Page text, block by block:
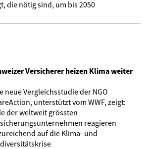
die nötig sind, um bis 2050
Versicherer heizen Klima weiter
neue Vergleichsstudie der NGO
unterstützt vom WWF, zeigt:
der weltweit grössten
reagieren
auf die Klima- und